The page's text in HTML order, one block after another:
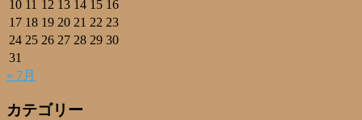
10 11 12 13 14 15 16
17 18 19 20 21 22 23
24 25 26 27 28 29 30
31
« 7月
カテゴリー